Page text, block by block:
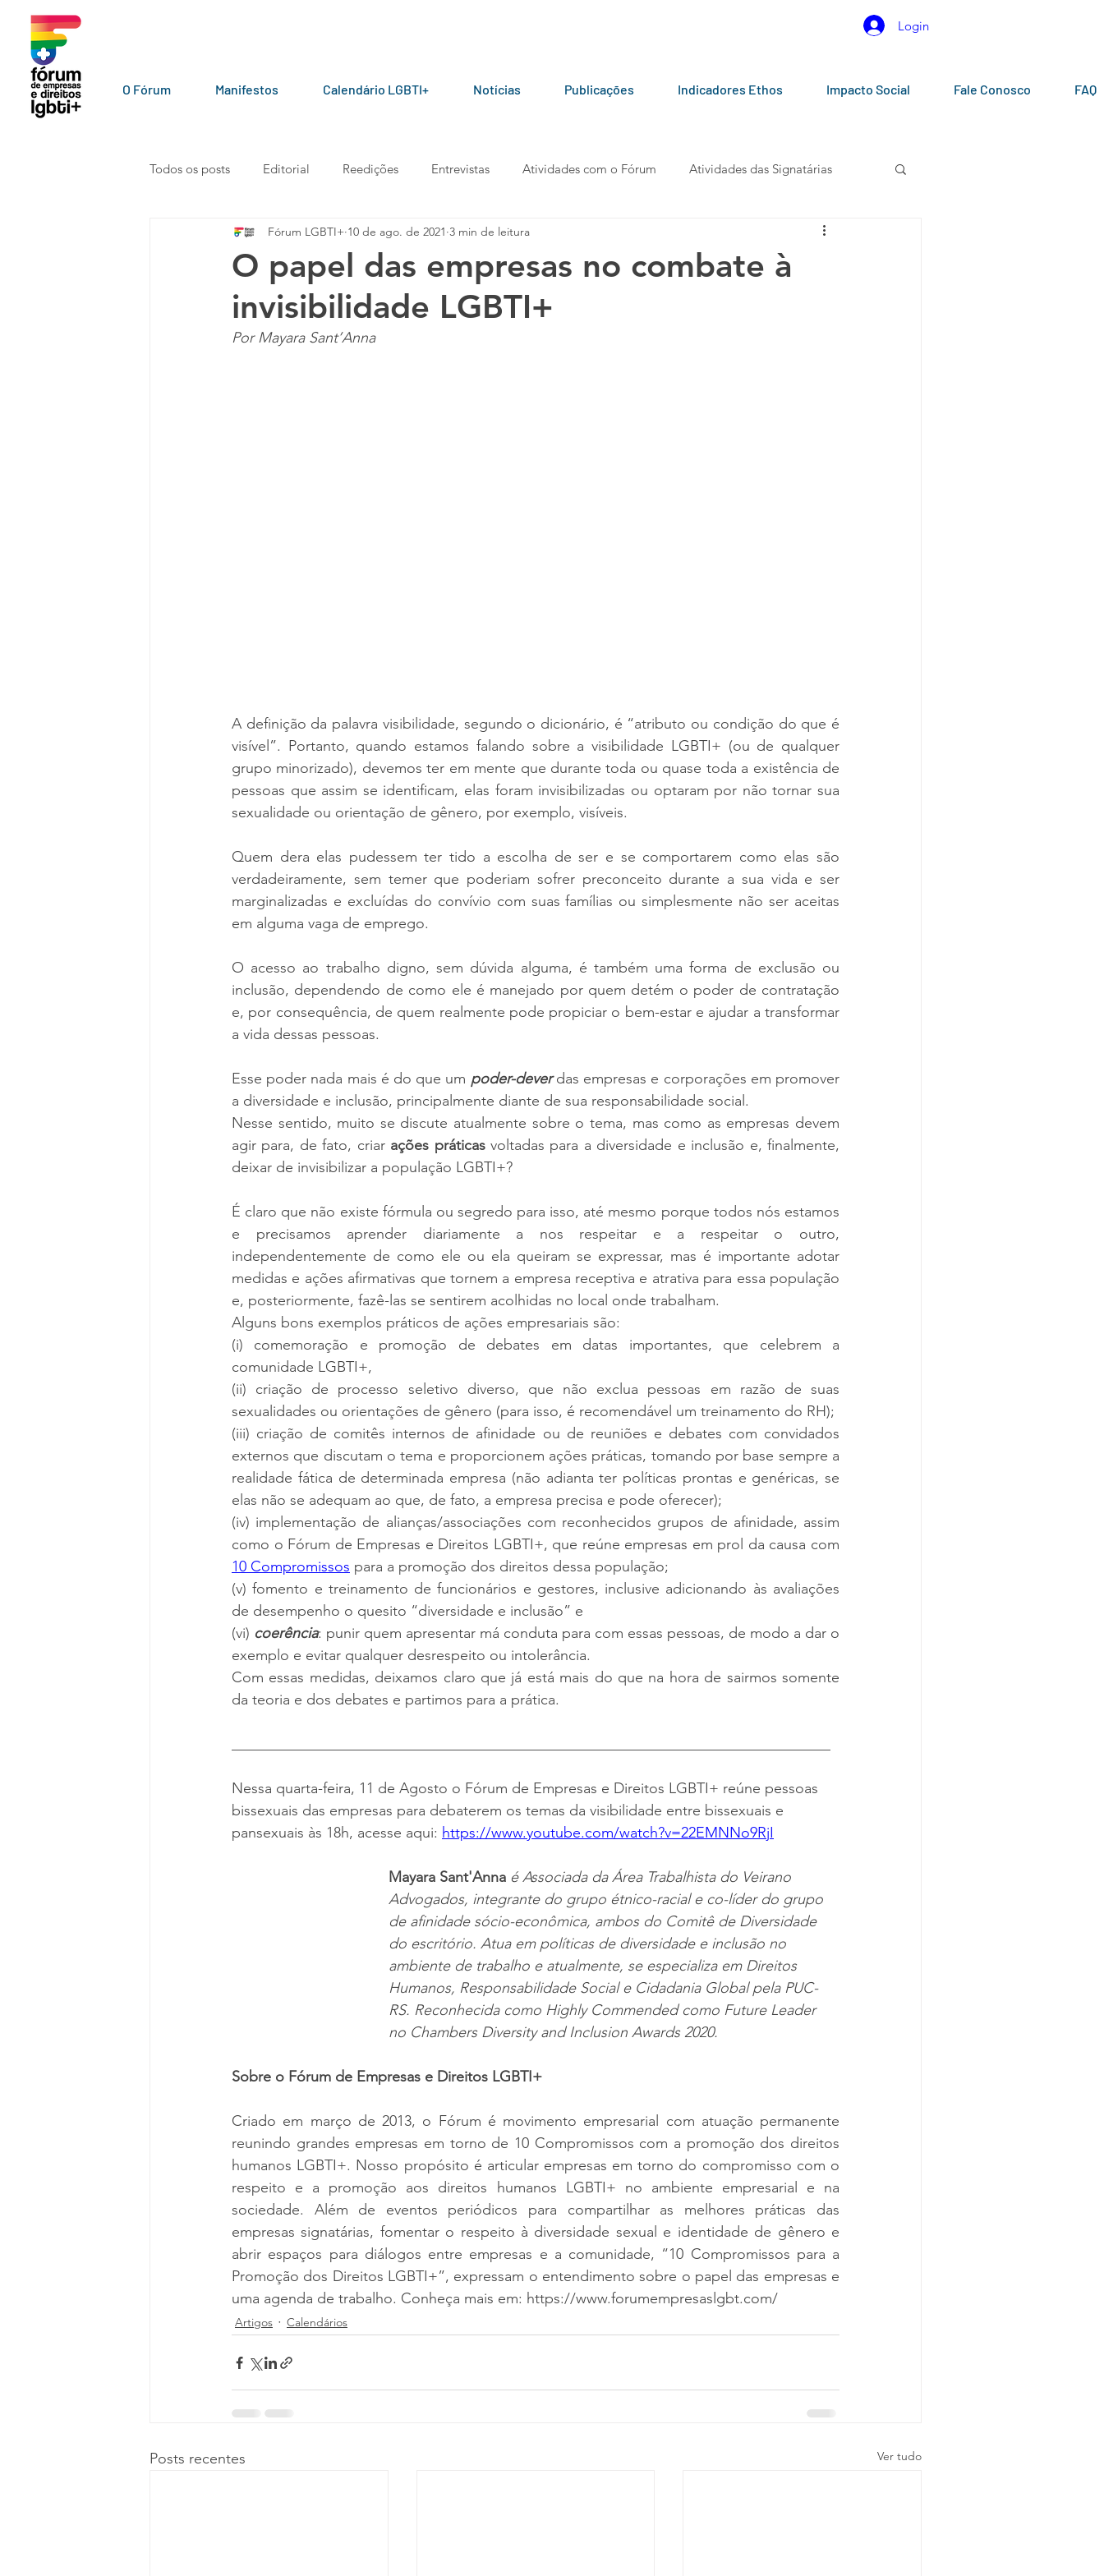
Login
O Fórum Manifestos Calendário LGBTI+ Notícias Publicações Indicadores Ethos Impacto Social Fale Conosco FAQ
Todos os posts Editorial Reedições Entrevistas Atividades com o Fórum Atividades das Signatárias
LGBT+ pelo mundo Por parceiros do Fórum Manuais e Cartilhas Calendários
101010 Carta aberta Manifesto Podcast
O papel das empresas no combate à
invisibilidade LGBTI+
Fórum LGBTI+ 10 de ago. de 2021 3 min de leitura
Por Mayara Sant’Anna
A definição da palavra visibilidade, segundo o dicionário, é “atributo ou condição do que é
visível”. Portanto, quando estamos falando sobre a visibilidade LGBTI+ (ou de qualquer
grupo minorizado), devemos ter em mente que durante toda ou quase toda a existência de
pessoas que assim se identificam, elas foram invisibilizadas ou optaram por não tornar sua
sexualidade ou orientação de gênero, por exemplo, visíveis.
Quem dera elas pudessem ter tido a escolha de ser e se comportarem como elas são
verdadeiramente, sem temer que poderiam sofrer preconceito durante a sua vida e ser
marginalizadas e excluídas do convívio com suas famílias ou simplesmente não ser aceitas
em alguma vaga de emprego.
O acesso ao trabalho digno, sem dúvida alguma, é também uma forma de exclusão ou
inclusão, dependendo de como ele é manejado por quem detém o poder de contratação
e, por consequência, de quem realmente pode propiciar o bem-estar e ajudar a transformar
a vida dessas pessoas.
Esse poder nada mais é do que um poder-dever das empresas e corporações em promover
a diversidade e inclusão, principalmente diante de sua responsabilidade social.
Nesse sentido, muito se discute atualmente sobre o tema, mas como as empresas devem
agir para, de fato, criar ações práticas voltadas para a diversidade e inclusão e, finalmente,
deixar de invisibilizar a população LGBTI+?
É claro que não existe fórmula ou segredo para isso, até mesmo porque todos nós estamos
e precisamos aprender diariamente a nos respeitar e a respeitar o outro,
independentemente de como ele ou ela queiram se expressar, mas é importante adotar
medidas e ações afirmativas que tornem a empresa receptiva e atrativa para essa população
e, posteriormente, fazê-las se sentirem acolhidas no local onde trabalham.
Alguns bons exemplos práticos de ações empresariais são:
(i) comemoração e promoção de debates em datas importantes, que celebrem a
comunidade LGBTI+,
(ii) criação de processo seletivo diverso, que não exclua pessoas em razão de suas
sexualidades ou orientações de gênero (para isso, é recomendável um treinamento do RH);
(iii) criação de comitês internos de afinidade ou de reuniões e debates com convidados
externos que discutam o tema e proporcionem ações práticas, tomando por base sempre a
realidade fática de determinada empresa (não adianta ter políticas prontas e genéricas, se
elas não se adequam ao que, de fato, a empresa precisa e pode oferecer);
(iv) implementação de alianças/associações com reconhecidos grupos de afinidade, assim
10 Compromissos para a promoção dos direitos dessa população;
(v) fomento e treinamento de funcionários e gestores, inclusive adicionando às avaliações
de desempenho o quesito “diversidade e inclusão” e
(vi) coerência: punir quem apresentar má conduta para com essas pessoas, de modo a dar o
exemplo e evitar qualquer desrespeito ou intolerância.
Com essas medidas, deixamos claro que já está mais do que na hora de sairmos somente
da teoria e dos debates e partimos para a prática.
Nessa quarta-feira, 11 de Agosto o Fórum de Empresas e Direitos LGBTI+ reúne pessoas
bissexuais das empresas para debaterem os temas da visibilidade entre bissexuais e
pansexuais às 18h, acesse aqui: https://www.youtube.com/watch?v=22EMNNo9RjI
Mayara Sant'Anna é Associada da Área Trabalhista do Veirano
Advogados, integrante do grupo étnico-racial e co-líder do grupo
de afinidade sócio-econômica, ambos do Comitê de Diversidade
do escritório. Atua em políticas de diversidade e inclusão no
ambiente de trabalho e atualmente, se especializa em Direitos
Humanos, Responsabilidade Social e Cidadania Global pela PUC-
RS. Reconhecida como Highly Commended como Future Leader
no Chambers Diversity and Inclusion Awards 2020.
Sobre o Fórum de Empresas e Direitos LGBTI+
Criado em março de 2013, o Fórum é movimento empresarial com atuação permanente
reunindo grandes empresas em torno de 10 Compromissos com a promoção dos direitos
humanos LGBTI+. Nosso propósito é articular empresas em torno do compromisso com o
respeito e a promoção aos direitos humanos LGBTI+ no ambiente empresarial e na
sociedade. Além de eventos periódicos para compartilhar as melhores práticas das
empresas signatárias, fomentar o respeito à diversidade sexual e identidade de gênero e
abrir espaços para diálogos entre empresas e a comunidade, “10 Compromissos para a
Promoção dos Direitos LGBTI+”, expressam o entendimento sobre o papel das empresas e
uma agenda de trabalho. Conheça mais em: https://www.forumempresaslgbt.com/
Artigos Calendários
Posts recentes Ver tudo